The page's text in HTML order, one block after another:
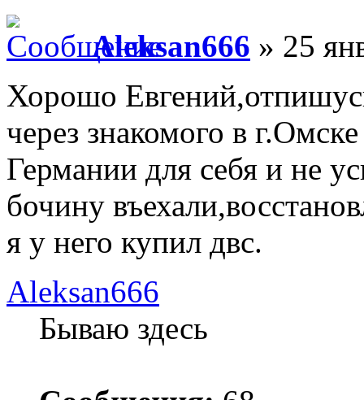
Aleksan666 » 25
Хорошо
через знакомого в
Германии для себя и не
бочину
я у него купил двс.
Aleksan666
Бываю здесь